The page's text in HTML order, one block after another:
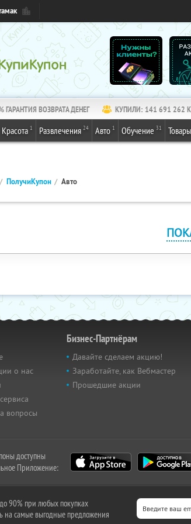
ГАРАНТИЯ ВОЗВРАТА ДЕНЕГ КУПИЛИ: 141 691 262
Красота 1 Развлечения 24 Авто 1 Обучение 31 Товары
ПолучиКупон Авто
о нас
вопросы
Бизнес-Партнёрам
Давайте сделаем акцию!
Заработайте, как Вебмастер
Прошедшие акции
доступны
Приложение:
90% при любых покупках
на самые выгодные предложения